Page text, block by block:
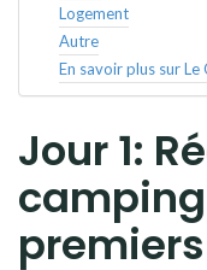
Logement
Autre
En savoir plus sur
Jour 1: